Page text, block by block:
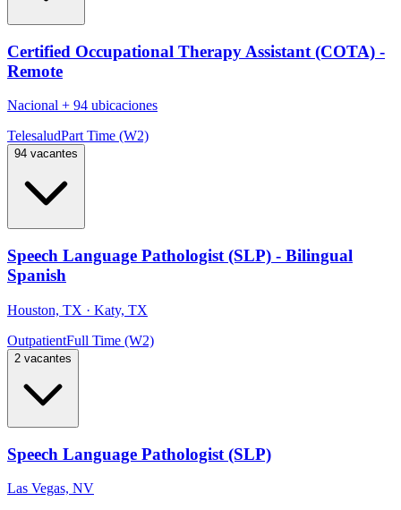
Certified Occupational Therapy Assistant (COTA) -
Remote
Nacional + 94 ubicaciones
TelesaludPart Time (W2)
94 vacantes
Speech Language Pathologist (SLP) - Bilingual
Spanish
Houston, TX · Katy, TX
OutpatientFull Time (W2)
2 vacantes
Speech Language Pathologist (SLP)
Las Vegas, NV